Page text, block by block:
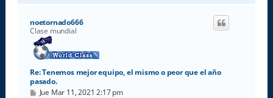
r
noetornado666
Clase mundial
Re: Tenemos mejor equipo, el mismo o peor que el año
pasado.
M
Jue Mar 11, 2021 2:17 pm